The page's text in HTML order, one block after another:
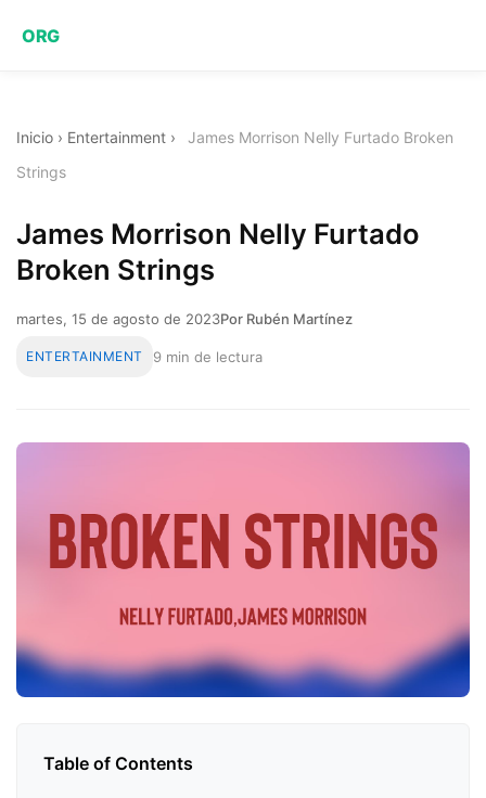
ORG
Inicio › Entertainment ›
James Morrison Nelly Furtado Broken
Strings
James Morrison Nelly Furtado
Broken Strings
martes, 15 de agosto de 2023Por Rubén Martínez
ENTERTAINMENT 9 min de lectura
Table of Contents